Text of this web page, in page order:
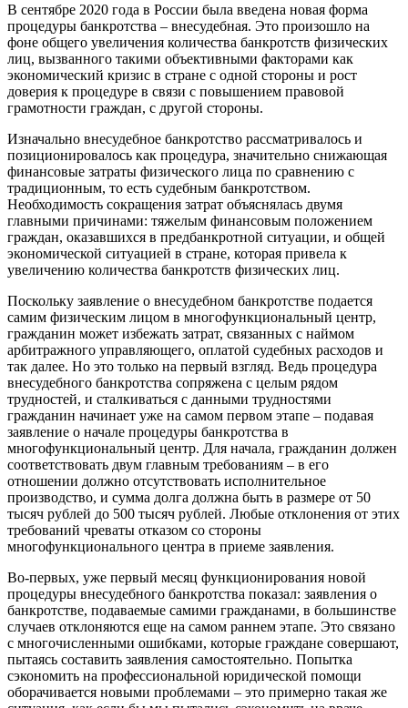
В сентябре 2020 года в России была введена новая форма
процедуры банкротства – внесудебная. Это произошло на
фоне общего увеличения количества банкротств физических
лиц, вызванного такими объективными факторами как
экономический кризис в стране с одной стороны и рост
доверия к процедуре в связи с повышением правовой
грамотности граждан, с другой стороны.
Изначально внесудебное банкротство рассматривалось и
позиционировалось как процедура, значительно снижающая
финансовые затраты физического лица по сравнению с
традиционным, то есть судебным банкротством.
Необходимость сокращения затрат объяснялась двумя
главными причинами: тяжелым финансовым положением
граждан, оказавшихся в предбанкротной ситуации, и общей
экономической ситуацией в стране, которая привела к
увеличению количества банкротств физических лиц.
Поскольку заявление о внесудебном банкротстве подается
самим физическим лицом в многофункциональный центр,
гражданин может избежать затрат, связанных с наймом
арбитражного управляющего, оплатой судебных расходов и
так далее. Но это только на первый взгляд. Ведь процедура
внесудебного банкротства сопряжена с целым рядом
трудностей, и сталкиваться с данными трудностями
гражданин начинает уже на самом первом этапе – подавая
заявление о начале процедуры банкротства в
многофункциональный центр. Для начала, гражданин должен
соответствовать двум главным требованиям – в его
отношении должно отсутствовать исполнительное
производство, и сумма долга должна быть в размере от 50
тысяч рублей до 500 тысяч рублей. Любые отклонения от этих
требований чреваты отказом со стороны
многофункционального центра в приеме заявления.
Во-первых, уже первый месяц функционирования новой
процедуры внесудебного банкротства показал: заявления о
банкротстве, подаваемые самими гражданами, в большинстве
случаев отклоняются еще на самом раннем этапе. Это связано
с многочисленными ошибками, которые граждане совершают,
пытаясь составить заявления самостоятельно. Попытка
сэкономить на профессиональной юридической помощи
оборачивается новыми проблемами – это примерно такая же